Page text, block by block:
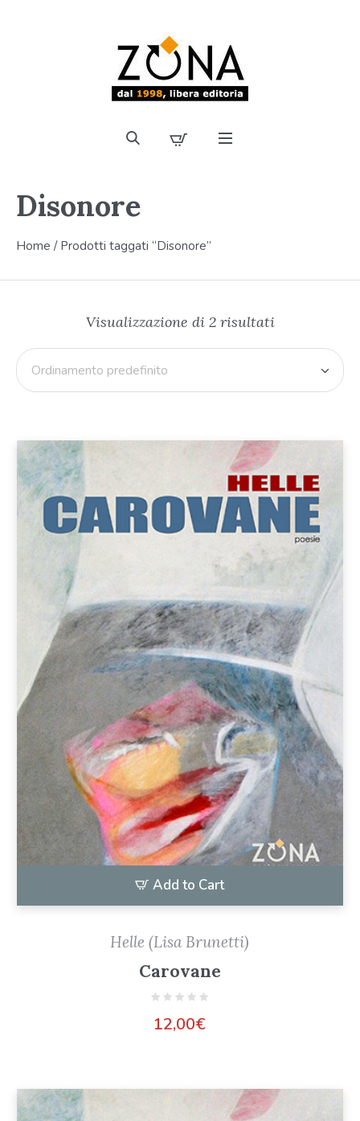
Disonore
Home / Prodotti taggati “Disonore”
Visualizzazione di 2 risultati
Add to Cart
Helle (Lisa Brunetti)
Carovane
12,00€